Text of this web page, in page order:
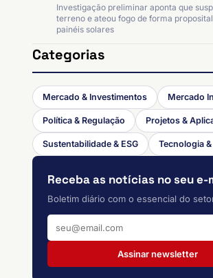
Investigação preliminar aponta que
terreno e ateou fogo de forma
painéis solares
Categorias
Mercado & Investimentos Mercado
Política & Regulação Projetos &
Sustentabilidade & ESG Tecnologia
Receba as notícias no seu e-
Boletim diário com o essencial do
Assinar newsletter